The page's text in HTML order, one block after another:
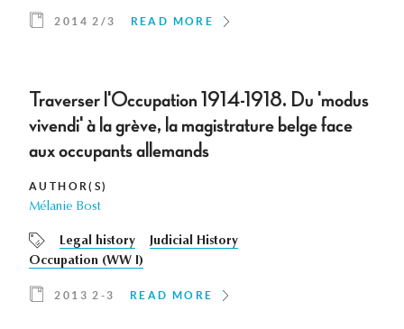
2014 2/3 READ MORE
Traverser l'Occupation 1914-1918. Du 'modus
vivendi' à la grève, la magistrature belge face
aux occupants allemands
AUTHOR(S)
Mélanie Bost
Legal history
Judicial History
Occupation (WW I)
2013 2-3 READ MORE